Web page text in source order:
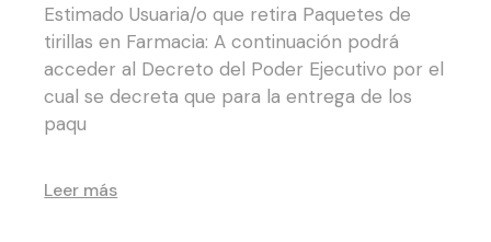
Estimado Usuaria/o que retira Paquetes de
tirillas en Farmacia: A continuación podrá
acceder al Decreto del Poder Ejecutivo por el
cual se decreta que para la entrega de los
paqu
Leer más